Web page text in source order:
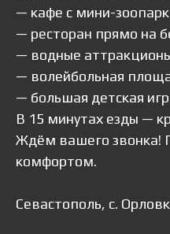
— кафе с мини-
— ресторан прямо на
— водные
— волейбольная
— большая детская
В 15 минутах езды —
Ждём вашего звонка!
комфортом.
Севастополь, с.